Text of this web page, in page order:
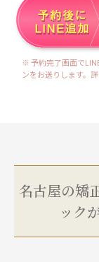
※ 予約完了画面で
ンをお送りします。
名古屋の矯
ック